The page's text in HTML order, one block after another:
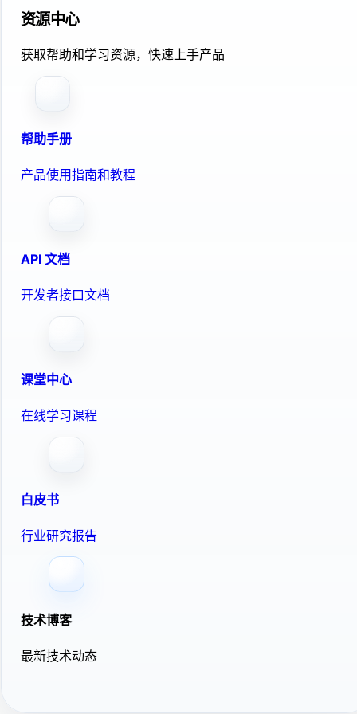
资源中心
获取帮助和学习资源，快速上手产品
帮助手册
产品使用指南和教程
API 文档
开发者接口文档
课堂中心
在线学习课程
白皮书
行业研究报告
技术博客
最新技术动态